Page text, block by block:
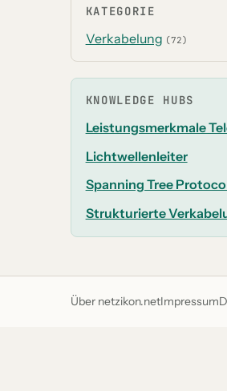
KATEGORIE
Verkabelung (72)
KNOWLEDGE HUBS
Leistungsmerkmale
Lichtwellenleiter
Spanning Tree
Strukturierte
Über netzikon.netImpressum